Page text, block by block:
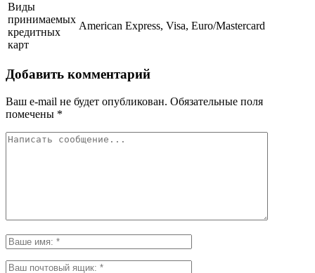
Виды
принимаемых
кредитных
карт
American Express, Visa, Euro/Mastercard
Добавить комментарий
Ваш e-mail не будет опубликован. Обязательные поля
помечены *